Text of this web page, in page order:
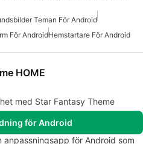
Teman För Android
För AndroidHemstartare För Android
HOME
med Star Fantasy Theme
för Android
anpassningsapp för Android som